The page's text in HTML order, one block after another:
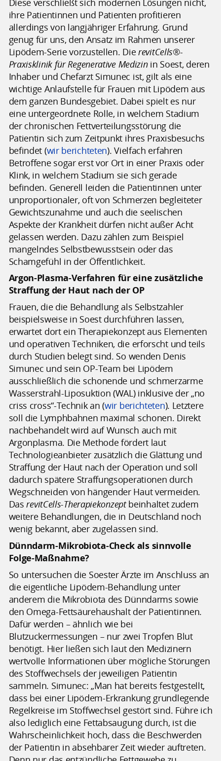
ihre Patientinnen und Patienten profitieren
allerdings von langjähriger Erfahrung. Grund
genug für uns, den Ansatz im Rahmen unserer
Lipödem-Serie vorzustellen. DierevitCells®-
Praxisklinik für Regenerative Medizinin Soest, deren
Inhaber und Chefarzt Simunec ist, gilt als eine
wichtige Anlaufstelle für Frauen mit Lipödem aus
dem ganzen Bundesgebiet. Dabei spielt es nur
eine untergeordnete Rolle, in welchem Stadium
der chronischen Fettverteilungsstörung die
Patientin sich zum Zeitpunkt ihres Praxisbesuchs
befindet (wir berichteten). Vielfach erfahren
Betroffene sogar erst vor Ort in einer Praxis oder
Klink, in welchem Stadium sie sich gerade
befinden. Generell leiden die Patientinnen unter
unproportionaler, oft von Schmerzen begleiteter
Gewichtszunahme und auch die seelischen
Aspekte der Krankheit dürfen nicht außer Acht
gelassen werden. Dazu zählen zum Beispiel
mangelndes Selbstbewusstsein oder das
Schamgefühl in der Öffentlichkeit.
Argon-Plasma-Verfahren für eine zusätzliche
Straffung der Haut nach der OP
Frauen, die die Behandlung als Selbstzahler
beispielsweise in Soest durchführen lassen,
erwartet dort ein Therapiekonzept aus Elementen
und operativen Techniken, die erforscht und teils
durch Studien belegt sind. So wenden Denis
Simunec und sein OP-Team bei Lipödem
ausschließlich die schonende und schmerzarme
Wasserstrahl-Liposuktion (WAL) inklusive der „no
criss cross“-Technik an (wir berichteten). Letztere
soll die Lymphbahnen maximal schonen. Direkt
nachbehandelt wird auf Wunsch auch mit
Argonplasma. Die Methode fördert laut
Technologieanbieter zusätzlich die Glättung und
Straffung der Haut nach der Operation und soll
dadurch spätere Straffungsoperationen durch
Wegschneiden von hängender Haut vermeiden.
DasrevitCells-Therapiekonzeptbeinhaltet zudem
weitere Behandlungen, die in Deutschland noch
wenig bekannt, aber zugelassen sind.
Dünndarm-Mikrobiota-Check als sinnvolle
Folge-Maßnahme?
So untersuchen die Soester Ärzte im Anschluss an
die eigentliche Lipödem-Behandlung unter
anderem die Mikrobiota des Dünndarms sowie
den Omega-Fettsäurehaushalt der Patientinnen.
Dafür werden – ähnlich wie bei
Blutzuckermessungen – nur zwei Tropfen Blut
benötigt. Hier ließen sich laut den Medizinern
wertvolle Informationen über mögliche Störungen
des Stoffwechsels der jeweiligen Patientin
sammeln. Simunec: „Man hat bereits festgestellt,
dass bei einer Lipödem-Erkrankung grundlegende
Regelkreise im Stoffwechsel gestört sind. Führe ich
also lediglich eine Fettabsaugung durch, ist die
Wahrscheinlichkeit hoch, dass die Beschwerden
der Patientin in absehbarer Zeit wieder auftreten.